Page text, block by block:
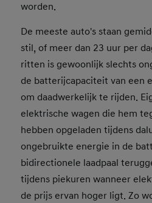
worden.
De meeste auto's staan
stil, of meer dan 23 uur per
ritten is gewoonlijk slechts
de batterijcapaciteit van een
om daadwerkelijk te rijden.
elektrische wagen die hem
hebben opgeladen tijdens
ongebruikte energie in de
bidirectionele laadpaal
tijdens piekuren wanneer
de prijs ervan hoger ligt. Zo